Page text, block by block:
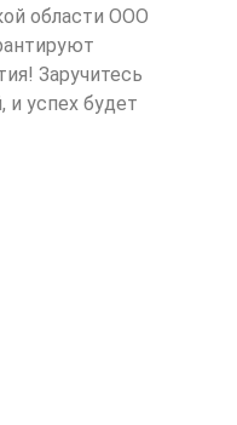
области ООО
Заручитесь
успех будет